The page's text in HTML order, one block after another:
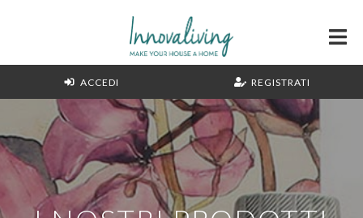
ACCEDI REGISTRATI